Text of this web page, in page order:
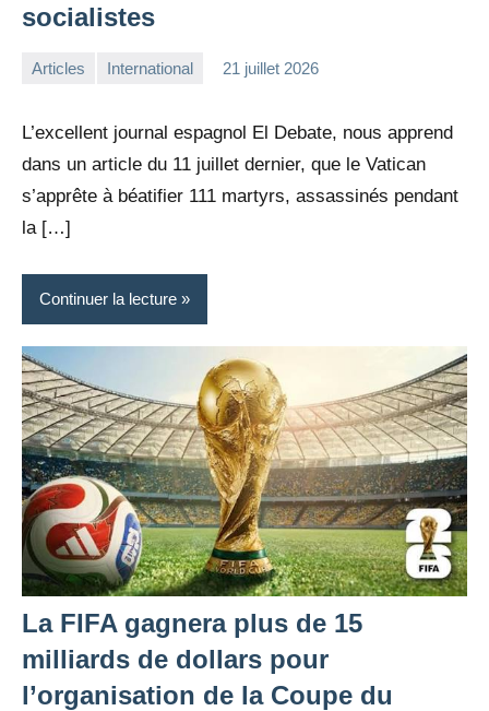
socialistes
Articles International 21 juillet 2026
L’excellent journal espagnol El Debate, nous apprend
dans un article du 11 juillet dernier, que le Vatican
s’apprête à béatifier 111 martyrs, assassinés pendant
la […]
Continuer la lecture
La FIFA gagnera plus de 15
milliards de dollars pour
l’organisation de la Coupe du